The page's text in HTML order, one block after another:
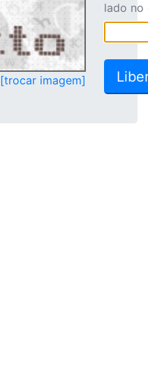
[trocar imagem]
lado no